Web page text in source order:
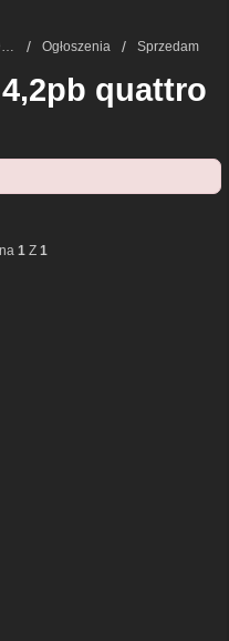
FORUM KLUB AUDI A8 - FORUM PODSTAWOWE Ogłoszenia Sprzedam
quattro
1Z 1